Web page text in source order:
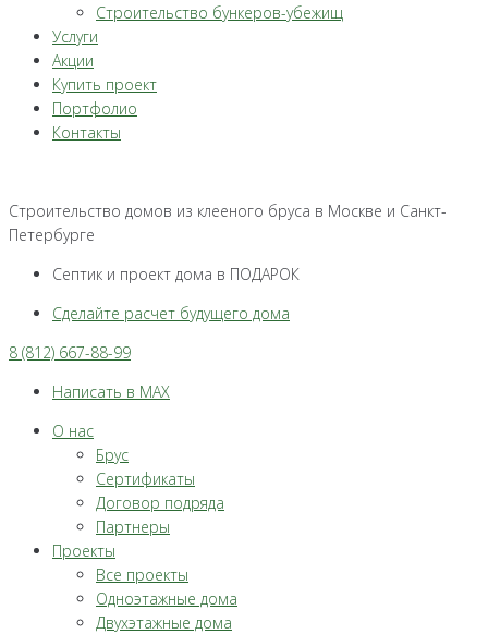
Строительство бункеров-убежищ
Услуги
Акции
Купить проект
Портфолио
Контакты
Строительство домов из клееного бруса в Москве и Санкт-
Петербурге
Септик и проект дома в ПОДАРОК
Сделайте расчет будущего дома
8 (812) 667-88-99
Написать в MAX
О нас
Брус
Сертификаты
Договор подряда
Партнеры
Проекты
Все проекты
Одноэтажные дома
Двухэтажные дома